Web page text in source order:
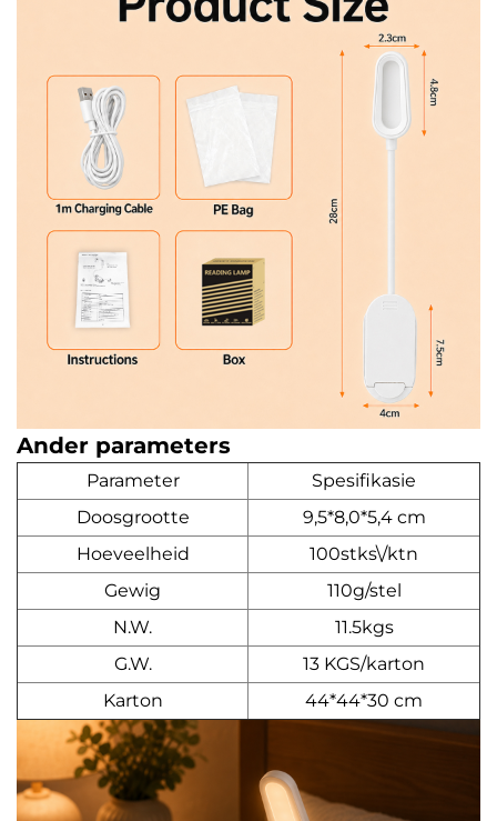
Ander parameters
Parameter
Spesifikasie
Doosgrootte
9,5*8,0*5,4 cm
Hoeveelheid
100stks\/ktn
Gewig
110g/stel
N.W.
11.5kgs
G.W.
13 KGS/karton
Karton
44*44*30 cm